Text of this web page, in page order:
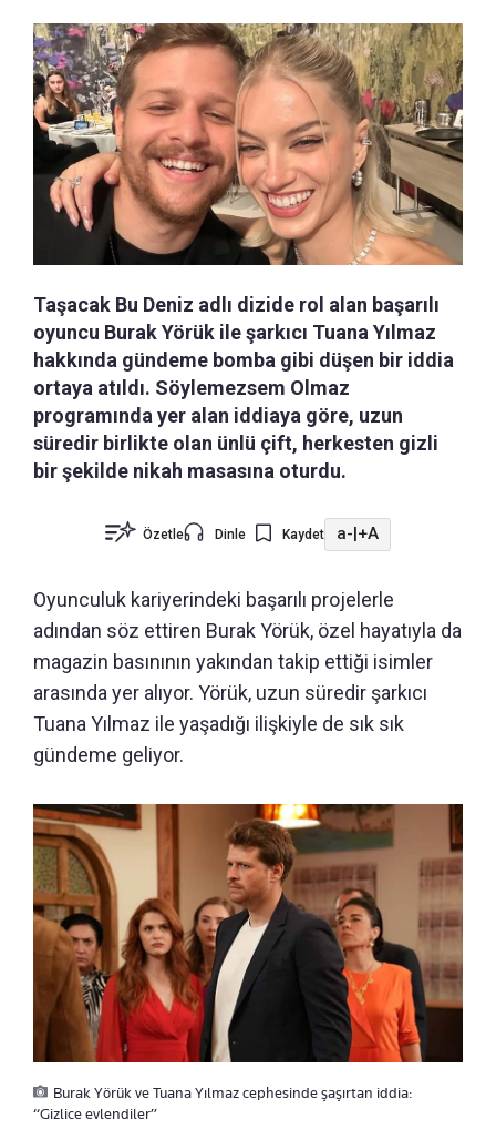
Taşacak Bu Deniz adlı dizide rol alan başarılı
oyuncu Burak Yörük ile şarkıcı Tuana Yılmaz
hakkında gündeme bomba gibi düşen bir iddia
ortaya atıldı. Söylemezsem Olmaz
programında yer alan iddiaya göre, uzun
süredir birlikte olan ünlü çift, herkesten gizli
bir şekilde nikah masasına oturdu.
Özetle Dinle Kaydet a- +A
Oyunculuk kariyerindeki başarılı projelerle
adından söz ettiren Burak Yörük, özel hayatıyla da
magazin basınının yakından takip ettiği isimler
arasında yer alıyor. Yörük, uzun süredir şarkıcı
Tuana Yılmaz ile yaşadığı ilişkiyle de sık sık
gündeme geliyor.
Burak Yörük ve Tuana Yılmaz cephesinde şaşırtan iddia:
“Gizlice evlendiler”